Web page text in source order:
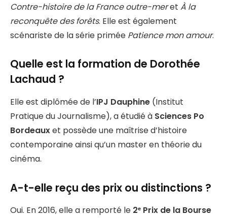
Contre-histoire de la France outre-meret À la
reconquête des forêts. Elle est également
scénariste de la série primée Patience mon amour.
Quelle est la formation de Dorothée
Lachaud ?
Elle est diplômée de l’IPJ Dauphine (Institut
Pratique du Journalisme), a étudié à Sciences Po
Bordeauxet possède une maîtrise d’histoire
contemporaine ainsi qu’un master en théorie du
cinéma.
A-t-elle reçu des prix ou distinctions ?
Oui. En 2016, elle a remporté le 2ᵉ Prix de la Bourse